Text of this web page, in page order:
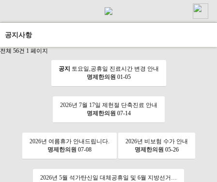
공지사항
전체 56건 1 페이지
공지 토요일,공휴일 진료시간 변경 안내
명제한의원 01-05
2026년 7월 17일 제헌절 단축진료 안내
명제한의원 07-14
2026년 여름휴가 안내드립니다.
명제한의원 07-08
2026년 비보험 수가 안내
명제한의원 05-26
2026년 5월 석가탄신일 대체공휴일 및 6월 지방선거…